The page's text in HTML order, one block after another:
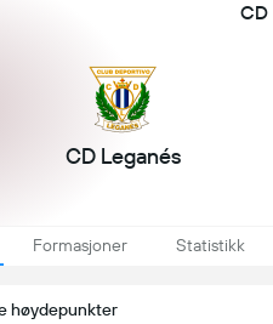
CD
CD Leganés
Formasjoner Statistikk
høydepunkter